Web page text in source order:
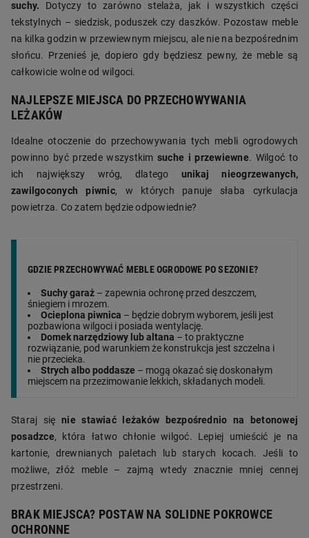
suchy. Dotyczy to zarówno stelaża, jak i wszystkich części
tekstylnych – siedzisk, poduszek czy daszków. Pozostaw meble
na kilka godzin w przewiewnym miejscu, ale nie na bezpośrednim
słońcu. Przenieś je, dopiero gdy będziesz pewny, że meble są
całkowicie wolne od wilgoci.
NAJLEPSZE MIEJSCA DO PRZECHOWYWANIA
LEŻAKÓW
Idealne otoczenie do przechowywania tych mebli ogrodowych
powinno być przede wszystkim suche i przewiewne. Wilgoć to
ich największy wróg, dlatego unikaj nieogrzewanych,
zawilgoconych piwnic, w których panuje słaba cyrkulacja
powietrza. Co zatem będzie odpowiednie?
GDZIE PRZECHOWYWAĆ MEBLE OGRODOWE PO SEZONIE?
Suchy garaż – zapewnia ochronę przed deszczem,
śniegiem i mrozem.
Ocieplona piwnica – będzie dobrym wyborem, jeśli jest
pozbawiona wilgoci i posiada wentylację.
Domek narzędziowy lub altana – to praktyczne
rozwiązanie, pod warunkiem że konstrukcja jest szczelna i
nie przecieka.
Strych albo poddasze – mogą okazać się doskonałym
miejscem na przezimowanie lekkich, składanych modeli.
Staraj sięnie stawiać leżaków bezpośrednio na betonowej
posadzce, która łatwo chłonie wilgoć. Lepiej umieścić je na
kartonie, drewnianych paletach lub starych kocach. Jeśli to
możliwe, złóż meble – zajmą wtedy znacznie mniej cennej
przestrzeni.
BRAK MIEJSCA? POSTAW NA SOLIDNE POKROWCE
OCHRONNE